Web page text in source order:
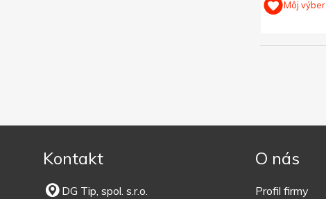
Môj výber
Kontakt
DG Tip, spol. s.r.o.
O nás
Profil firmy